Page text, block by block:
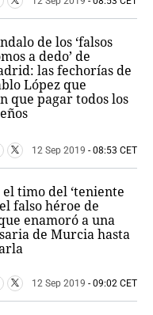
de los ‘falsos
a dedo’ de
las fechorías de
López que
que pagar todos los
12 Sep 2019 - 08:53 CET
timo del ‘teniente
el falso héroe de
enamoró a una
de Murcia hasta
12 Sep 2019 - 09:02 CET